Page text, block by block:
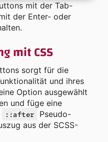
mit der Tab-
der Enter- oder
mit CSS
sorgt für die
und ihres
Option ausgewählt
und füge eine
::after
Pseudo-
aus der SCSS-